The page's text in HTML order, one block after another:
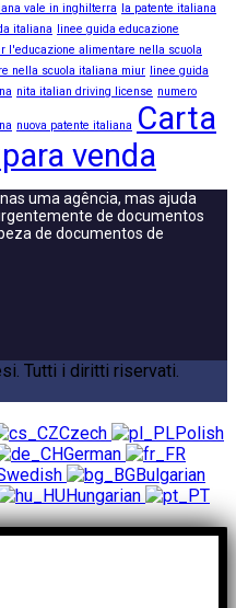
vale in inghilterra
la patente italiana
italiana
linee guida educazione
l'educazione alimentare nella scuola
nella scuola italiana miur linee guida
nita italian driving license numero
nuova patente italiana Carta
venda
uma agência, mas ajuda
de documentos
de documentos de
Tutti i diritti riservati.
Czech
Polish
German
Bulgarian
Hungarian